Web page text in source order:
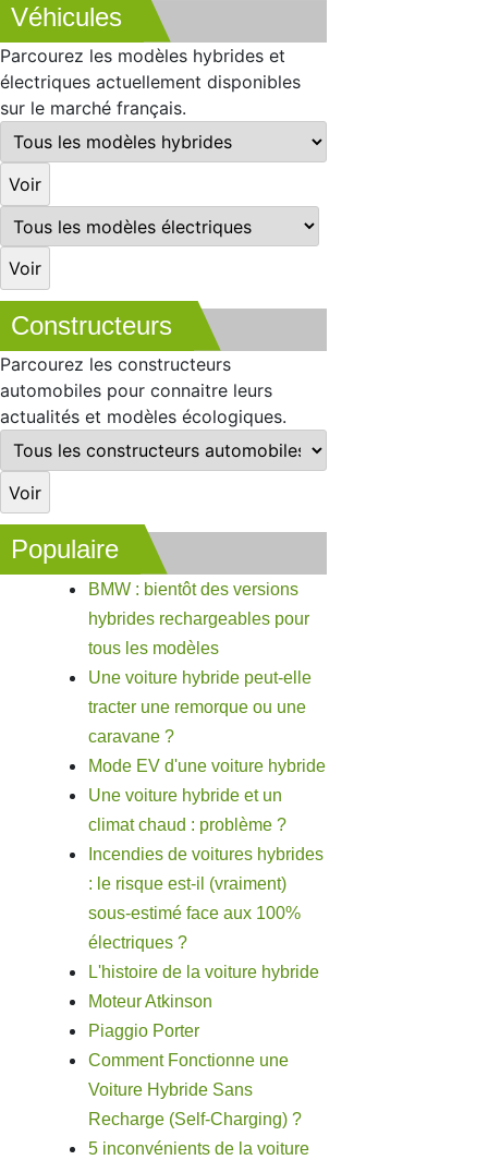
Véhicules
Parcourez les modèles hybrides et
électriques actuellement disponibles
sur le marché français.
Constructeurs
Parcourez les constructeurs
automobiles pour connaitre leurs
actualités et modèles écologiques.
Populaire
BMW : bientôt des versions
hybrides rechargeables pour
tous les modèles
Une voiture hybride peut-elle
tracter une remorque ou une
caravane ?
Mode EV d'une voiture hybride
Une voiture hybride et un
climat chaud : problème ?
Incendies de voitures hybrides
: le risque est-il (vraiment)
sous-estimé face aux 100%
électriques ?
L'histoire de la voiture hybride
Moteur Atkinson
Piaggio Porter
Comment Fonctionne une
Voiture Hybride Sans
Recharge (Self-Charging) ?
5 inconvénients de la voiture